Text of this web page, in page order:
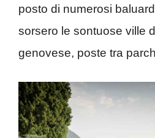
posto di numerosi
sorsero le sontuose ville
genovese, poste tra